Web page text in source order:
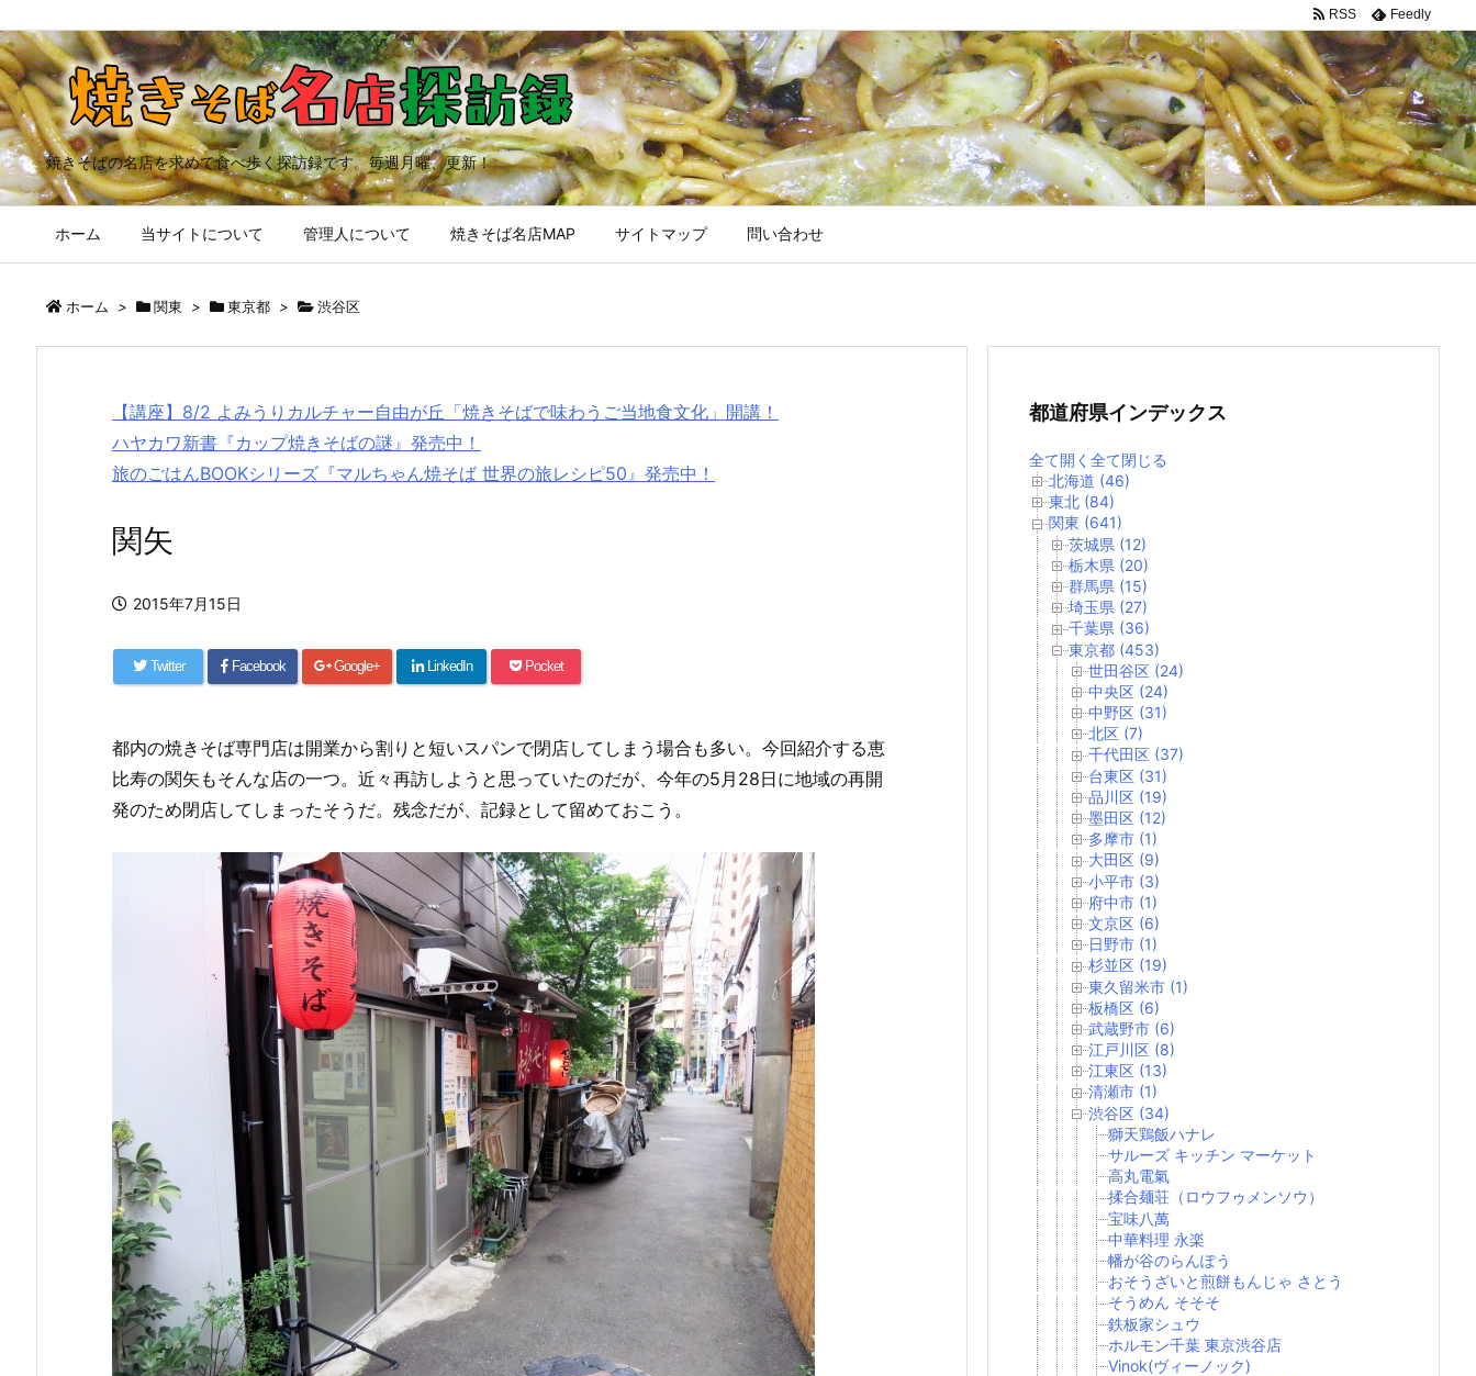
焼きそばの名店を求めて食べ歩く探訪録です。毎週月曜、更新！
ホーム 当サイトについて 管理人について 焼きそば名店MAP サイトマップ 問い合わせ
RSS Feedly
ホーム > 関東 > 東京都 > 渋谷区
【講座】8/2 よみうりカルチャー自由が丘「焼きそばで味わうご当地食文化」開講！
ハヤカワ新書『カップ焼きそばの謎』発売中！
旅のごはんBOOKシリーズ『マルちゃん焼そば 世界の旅レシピ50』発売中！
関矢
2015年7月15日
Twitter Facebook Google+ LinkedIn Pocket
都内の焼きそば専門店は開業から割りと短いスパンで閉店してしまう場合も多い。今回紹介する恵
比寿の関矢もそんな店の一つ。近々再訪しようと思っていたのだが、今年の5月28日に地域の再開
発のため閉店してしまったそうだ。残念だが、記録として留めておこう。
都道府県インデックス
全て開く 全て閉じる
北海道 (46)
東北 (84)
関東 (641)
茨城県 (12)
栃木県 (20)
群馬県 (15)
埼玉県 (27)
千葉県 (36)
東京都 (453)
世田谷区 (24)
中央区 (24)
中野区 (31)
北区 (7)
千代田区 (37)
台東区 (31)
品川区 (19)
墨田区 (12)
多摩市 (1)
大田区 (9)
小平市 (3)
府中市 (1)
文京区 (6)
日野市 (1)
杉並区 (19)
東久留米市 (1)
板橋区 (6)
武蔵野市 (6)
江戸川区 (8)
江東区 (13)
清瀬市 (1)
渋谷区 (34)
獅天鶏飯ハナレ
サルーズ キッチン マーケット
高丸電氣
揉合麺荘（ロウフゥメンソウ）
宝味八萬
中華料理 永楽
幡が谷のらんぽう
おそうざいと煎餅もんじゃ さとう
そうめん そそそ
鉄板家シュウ
ホルモン千葉 東京渋谷店
Vinok(ヴィーノック)